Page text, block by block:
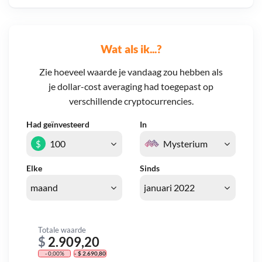
Wat als ik...?
Zie hoeveel waarde je vandaag zou hebben als
je dollar-cost averaging had toegepast op
verschillende cryptocurrencies.
Had geïnvesteerd In
Elke Sinds
$
Totale waarde
$ 2.909,20
- 0,00% - $ 2.690,80